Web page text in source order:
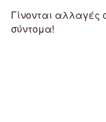
Γίνονται αλλαγές
σύντομα!